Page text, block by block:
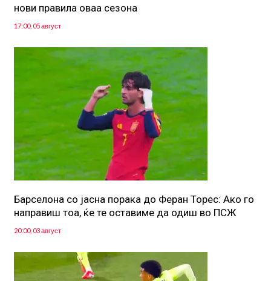
нови правила оваа сезона
17:00, 05 август
Барселона со јасна порака до Феран Торес: Ако го
направиш тоа, ќе те оставиме да одиш во ПСЖ
20:00, 03 август